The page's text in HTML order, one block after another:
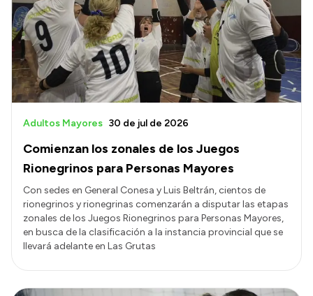
Comienzan los zonales de los Juegos
Rionegrinos para Personas Mayores
Adultos Mayores 30 de jul de 2026
Con sedes en General Conesa y Luis Beltrán, cientos de
rionegrinos y rionegrinas comenzarán a disputar las etapas
zonales de los Juegos Rionegrinos para Personas Mayores,
en busca de la clasificación a la instancia provincial que se
llevará adelante en Las Grutas